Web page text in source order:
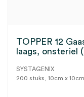
TOPPER 12
laags, onsteriel
SYSTAGENIX
200 stuks, 10cm x